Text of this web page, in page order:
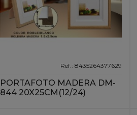
Ref.: 8435264377629
PORTAFOTO MADERA DM-
844 20X25CM(12/24)